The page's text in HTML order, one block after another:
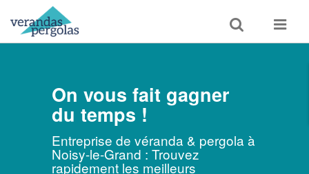
Toggle
search
Toggle
On vous fait gagner
du temps !
Entreprise de véranda & pergola à
Noisy-le-Grand : Trouvez
rapidement les meilleurs